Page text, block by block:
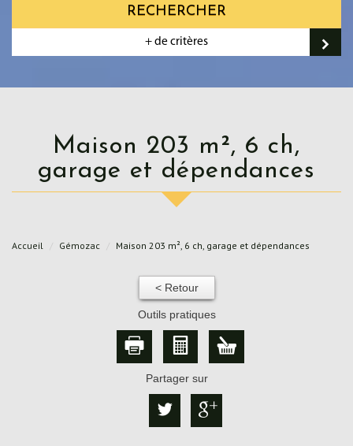
RECHERCHER
+ de critères
Maison 203 m², 6 ch,
garage et dépendances
Accueil Gémozac Maison 203 m², 6 ch, garage et dépendances
< Retour
Outils pratiques
Partager sur